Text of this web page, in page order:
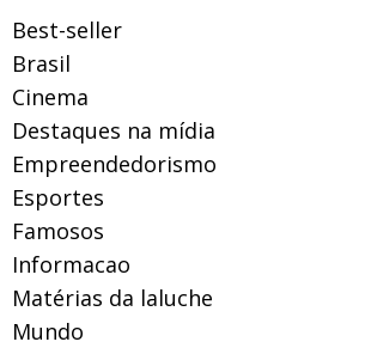
Best-seller
Brasil
Cinema
Destaques na mídia
Empreendedorismo
Esportes
Famosos
Informacao
Matérias da laluche
Mundo